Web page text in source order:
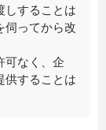
しすることは
伺ってから改
可なく、企
供することは